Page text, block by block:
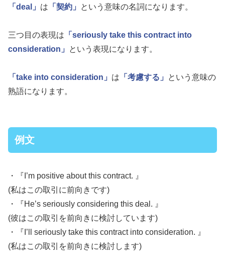
「deal」 は 「契約」 という意味の名詞になります。
三つ目の表現は 「seriously take this contract into
consideration」
という表現になります。
「take into consideration」 は 「考慮する」
という意味の
熟語になります。
例文
・『I’m positive about this contract. 』
(私はこの取引に前向きです)
・『He’s seriously considering this deal. 』
(彼はこの取引を前向きに検討しています)
・『I’ll seriously take this contract into consideration. 』
(私はこの取引を前向きに検討します)